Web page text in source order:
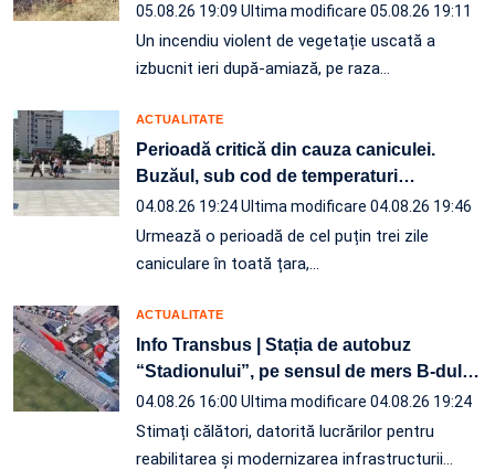
05.08.26 19:09 Ultima modificare 05.08.26 19:11
Un incendiu violent de vegetație uscată a
izbucnit ieri după-amiază, pe raza…
ACTUALITATE
Perioadă critică din cauza caniculei.
Buzăul, sub cod de temperaturi…
04.08.26 19:24Ultima modificare 04.08.26 19:46
Urmează o perioadă de cel puțin trei zile
caniculare în toată țara,…
ACTUALITATE
Info Transbus | Stația de autobuz
“Stadionului”, pe sensul de mers B-dul …
04.08.26 16:00 Ultima modificare 04.08.26 19:24
Stimați călători, datorită lucrărilor pentru
reabilitarea și modernizarea infrastructurii…